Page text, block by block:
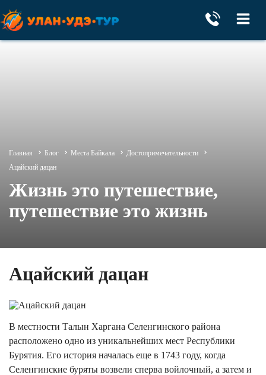
Главная Блог Места Байкала
Достопримечательности
Ацайский дацан
Жизнь это путешествие,
путешествие это жизнь
Ацайский дацан
В местности Талын Харгана Селенгинского района
расположено одно из уникальнейших мест Республики
Бурятия. Его история началась еще в 1743 году, когда
Селенгинские буряты возвели сперва войлочный, а затем и